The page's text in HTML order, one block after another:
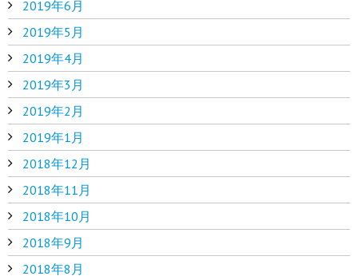
2019年6月
2019年5月
2019年4月
2019年3月
2019年2月
2019年1月
2018年12月
2018年11月
2018年10月
2018年9月
2018年8月